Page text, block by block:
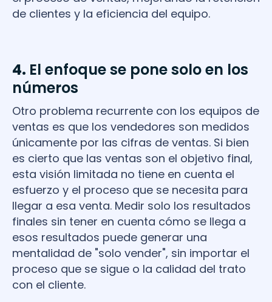
de clientes y la eficiencia del equipo.
4. El enfoque se pone solo en los
números
Otro problema recurrente con los equipos de
ventas es que los vendedores son medidos
únicamente por las cifras de ventas. Si bien
es cierto que las ventas son el objetivo final,
esta visión limitada no tiene en cuenta el
esfuerzo y el proceso que se necesita para
llegar a esa venta. Medir solo los resultados
finales sin tener en cuenta cómo se llega a
esos resultados puede generar una
mentalidad de "solo vender", sin importar el
proceso que se sigue o la calidad del trato
con el cliente.